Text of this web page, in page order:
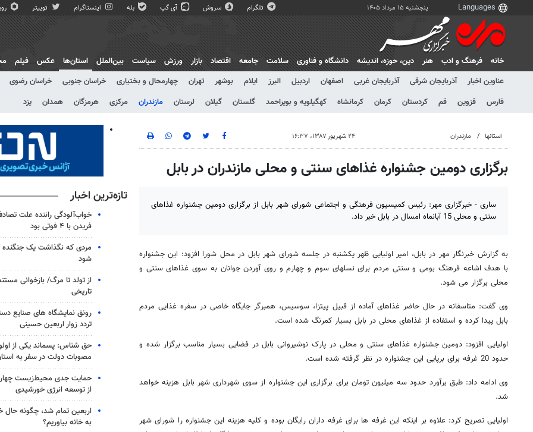
پنجشنبه ۱۵ مرداد ۱۴۰۵ تلگرام سروش آی گپ بله اینستاگرام توییتر
خانه فرهنگ و ادب هنر دين، حوزه، انديشه دانشگاه و فناوری سلامت جامعه اقتصاد بازار ورزش سیاست بین‌الملل
استان‌ها
عناوین اخبار
آذربایجان شرقی آذربایجان غربی اصفهان اردبیل البرز ایلام بوشهر تهران چهارمحال و بختیاری خراسان جنوبی خراسان رضوی
فارس
قزوین قم کردستان کرمان کرمانشاه کهگیلویه و بویراحمد گلستان گیلان لرستان مازندران مرکزی هرمزگان همدان یزد
عکس فیلم
استانها مازندران ۲۴ شهریور ۱۳۸۷، ۱۶:۳۷
برگزاری دومین جشنواره غذاهای سنتی و محلی مازندران در بابل
ساری - خبرگزاری مهر: رئیس کمیسیون فرهنگی و اجتماعی شورای شهر بابل از برگزاری دومین جشنواره غذاهای
سنتی و محلی 15 آبانماه امسال در بابل خبر داد.
به گزارش خبرنگار مهر در بابل، امیر اولیایی ظهر یکشنبه در جلسه شورای شهر بابل در محل شورا افزود: این جشنواره
با هدف اشاعه فرهنگ بومی و سنتی مردم برای نسلهای سوم و چهارم و روی آوردن جوانان به سوی غذاهای سنتی و
محلی برگزار می شود.
وی گفت: متاسفانه در حال حاضر غذاهای آماده از قبیل پیتزا، سوسیس، همبرگر جایگاه خاصی در سفره غذایی مردم
بابل پیدا کرده و استفاده از غذاهای محلی در بابل بسیار کمرنگ شده است.
اولیایی افزود: دومین جشنواره غذاهای سنتی و محلی در پارک نوشیروانی بابل در فضایی بسیار مناسب برگزار شده و
حدود 20 غرفه برای برپایی این جشنواره در نظر گرفته شده است.
وی ادامه داد: طبق برآورد حدود سه میلیون تومان برای برگزاری این جشنواره از سوی شهرداری شهر بابل هزینه خواهد
شد.
اولیایی تصریح کرد: علاوه بر اینکه این غرفه ها برای غرفه داران رایگان بوده و کلیه هزینه این جشنواره را شورای شهر
تازه‌ترین اخبار
خواب‌آلودگی راننده علت
فریدن با ۴ فوتی بود
مردی که نگذاشت یک جنگنده
شود
از تولد تا مرگ/ بازخوانی
تاریخی
رونق نمایشگاه های صنایع
تردد زوار اربعین حسینی
حق شناس: پسماند یکی از
مصوبات دولت در سفر به
حمایت جدی محیط‌زیست
از توسعه انرژی خورشیدی
اربعین تمام شد، چگونه حال
به خانه بیاوریم؟